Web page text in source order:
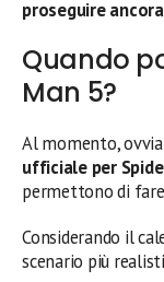
proseguire
Quando
Man 5?
Al momento,
ufficiale per
permettono di
Considerando il
scenario più